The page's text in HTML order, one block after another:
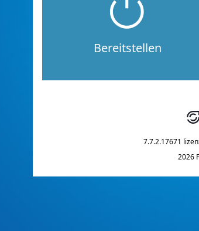
Bereitstellen
7.7.2.17671
2026